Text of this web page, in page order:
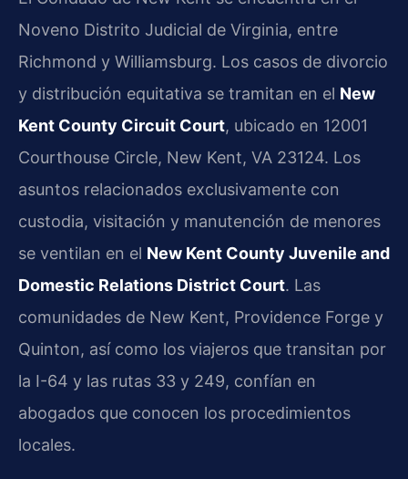
Noveno Distrito Judicial de Virginia, entre
Richmond y Williamsburg. Los casos de divorcio
y distribución equitativa se tramitan en el New
Kent County Circuit Court, ubicado en 12001
Courthouse Circle, New Kent, VA 23124. Los
asuntos relacionados exclusivamente con
custodia, visitación y manutención de menores
se ventilan en el New Kent County Juvenile and
Domestic Relations District Court. Las
comunidades de New Kent, Providence Forge y
Quinton, así como los viajeros que transitan por
la I-64 y las rutas 33 y 249, confían en
abogados que conocen los procedimientos
locales.